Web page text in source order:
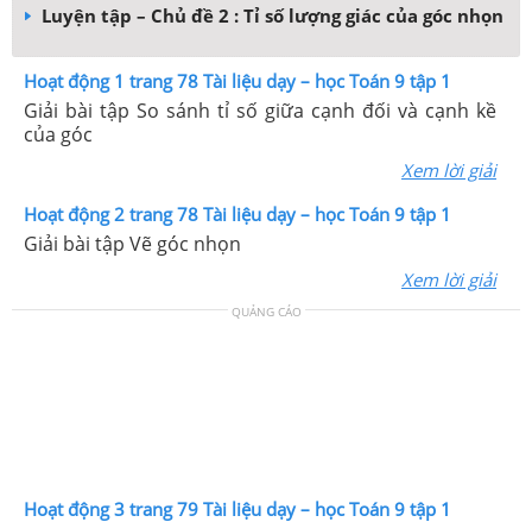
Luyện tập – Chủ đề 2 : Tỉ số lượng giác của góc nhọn
Hoạt động 1 trang 78 Tài liệu dạy – học Toán 9 tập 1
Giải bài tập So sánh tỉ số giữa cạnh đối và cạnh kề
của góc
Xem lời giải
Hoạt động 2 trang 78 Tài liệu dạy – học Toán 9 tập 1
Giải bài tập Vẽ góc nhọn
Xem lời giải
QUẢNG CÁO
Hoạt động 3 trang 79 Tài liệu dạy – học Toán 9 tập 1